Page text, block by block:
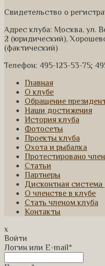
Свидетельство о
Адрес клуба: Москва, ул.
2 (юридический),
(фактический)
Телефон: 495-123-53-75;
Главная
О клубе
Обращение
Наши достижения
История клуба
Фотосеты
Проекты клуба
Охота и рыбалка
Протестировано
Статьи
Партнеры
Дисконтная
О членстве в клубе
Стать членом клуба
Контакты
x
Войти
Логин или E-mail*